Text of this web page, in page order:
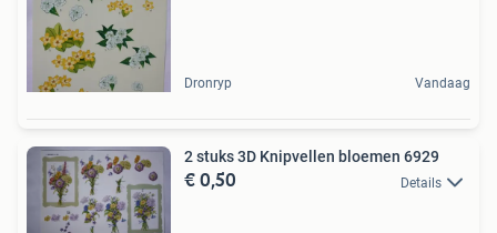
Dronryp Vandaag
2 stuks 3D Knipvellen bloemen 6929
€ 0,50 Details